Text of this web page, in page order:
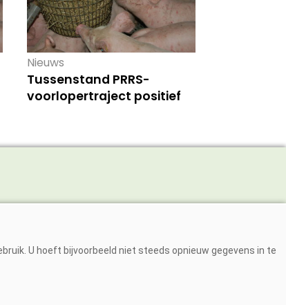
Nieuws
Tussenstand PRRS-
voorlopertraject positief
U hoeft bijvoorbeeld niet steeds opnieuw gegevens in te